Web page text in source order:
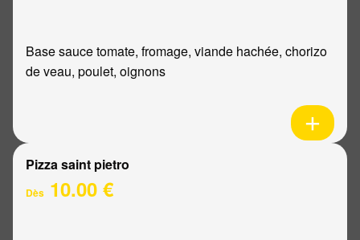
Base sauce tomate, fromage, viande hachée, chorizo
de veau, poulet, oignons
Pizza saint pietro
Dès 10.00 €